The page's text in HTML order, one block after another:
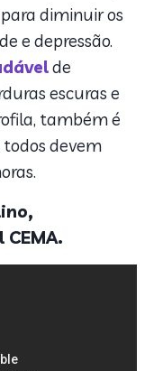
diminuir os
e depressão.
de
escuras e
também é
devem